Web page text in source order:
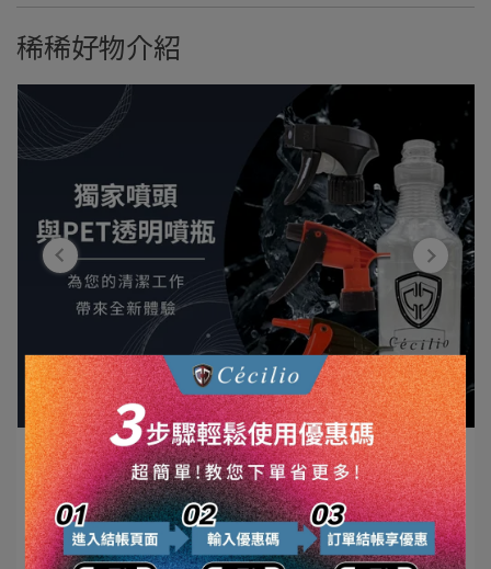
稀稀好物介紹
管理小編編٩꒰ᐛ ( ᐖ ꒱۶ | 2024-01-05
Cécilio獨家噴頭與PET透明噴瓶⋯
もっと見る ->